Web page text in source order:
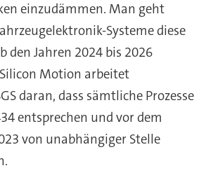
einzudämmen. Man geht
Systeme diese
den Jahren 2024 bis 2026
Motion arbeitet
daran, dass sämtliche Prozesse
entsprechen und vor dem
von unabhängiger Stelle